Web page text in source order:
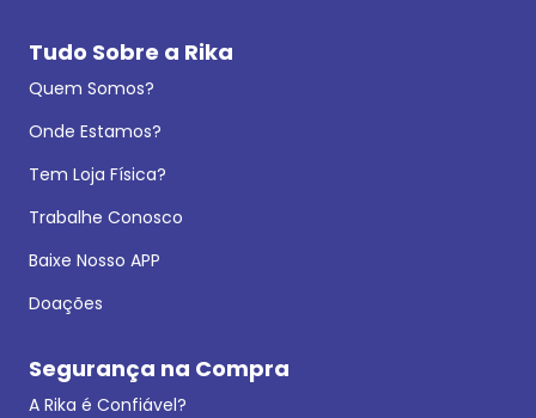
Tudo Sobre a Rika
Quem Somos?
Onde Estamos?
Tem Loja Física?
Trabalhe Conosco
Baixe Nosso APP
Doações
Segurança na Compra
A Rika é Confiável?